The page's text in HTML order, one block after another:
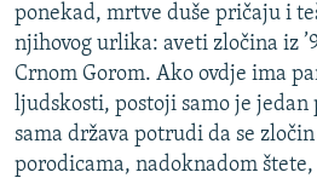
ponekad, mrtve duše pričaju i
njihovog urlika: aveti zločina iz
Crnom Gorom. Ako ovdje ima
ljudskosti, postoji samo je jedan
sama država potrudi da se
porodicama, nadoknadom